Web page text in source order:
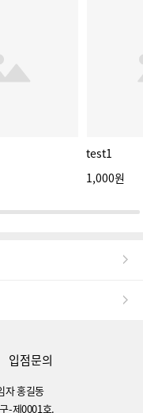
test1
1,000원
입점문의
자 홍길동
-제0001호.